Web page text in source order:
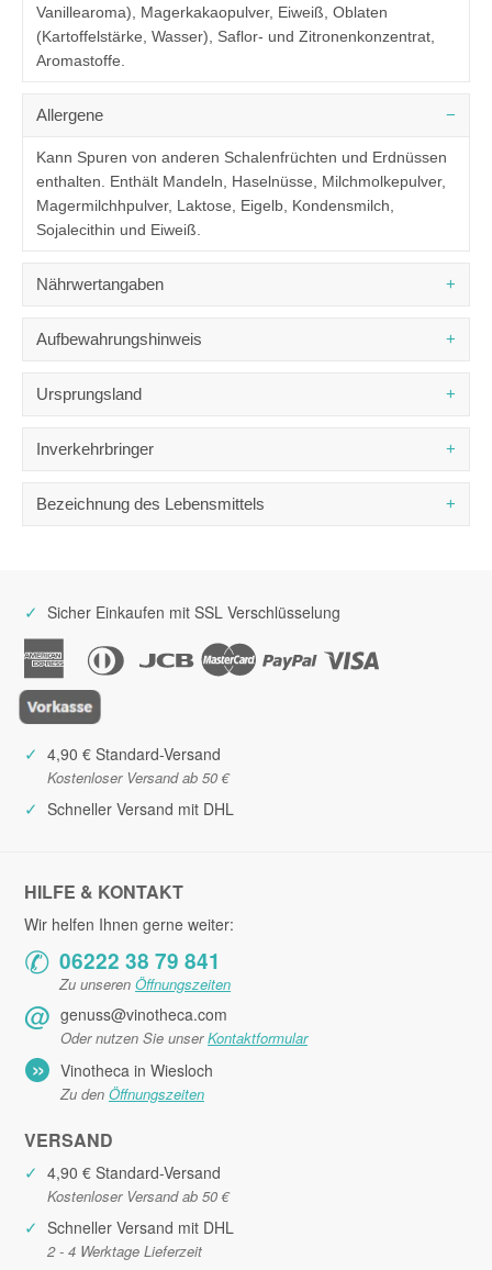
Vanillearoma), Magerkakaopulver, Eiweiß, Oblaten
(Kartoffelstärke, Wasser), Saflor- und Zitronenkonzentrat,
Aromastoffe.
Allergene
Kann Spuren von anderen Schalenfrüchten und Erdnüssen
enthalten. Enthält Mandeln, Haselnüsse, Milchmolkepulver,
Magermilchhpulver, Laktose, Eigelb, Kondensmilch,
Sojalecithin und Eiweiß.
Nährwertangaben
Fett
Kohlenhydrate
Eiweiß
7,1 g
Aufbewahrungshinweis
Ursprungsland
Inverkehrbringer
via L. da Vinci 247
Bezeichnung des Lebensmittels
✓ Sicher Einkaufen mit SSL Verschlüsselung
✓ 4,90 € Standard-Versand
Kostenloser Versand ab 50 €
✓ Schneller Versand mit DHL
HILFE & KONTAKT
Wir helfen Ihnen gerne weiter:
✆ 06222 38 79 841
Zu unseren Öffnungszeiten
@ genuss@vinotheca.com
Oder nutzen Sie unserKontaktformular
» Vinotheca in Wiesloch
Zu den Öffnungszeiten
VERSAND
✓ 4,90 € Standard-Versand
Kostenloser Versand ab 50 €
✓ Schneller Versand mit DHL
2 - 4 Werktage Lieferzeit